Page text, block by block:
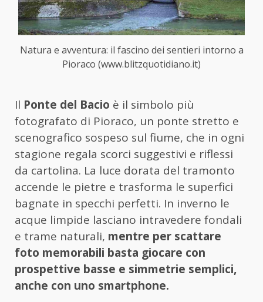
Natura e avventura: il fascino dei sentieri intorno a
Pioraco (www.blitzquotidiano.it)
Il Ponte del Bacio è il simbolo più
fotografato di Pioraco, un ponte stretto e
scenografico sospeso sul fiume, che in ogni
stagione regala scorci suggestivi e riflessi
da cartolina. La luce dorata del tramonto
accende le pietre e trasforma le superfici
bagnate in specchi perfetti. In inverno le
acque limpide lasciano intravedere fondali
e trame naturali, mentre per scattare
foto memorabili basta giocare con
prospettive basse e simmetrie semplici,
anche con uno smartphone.